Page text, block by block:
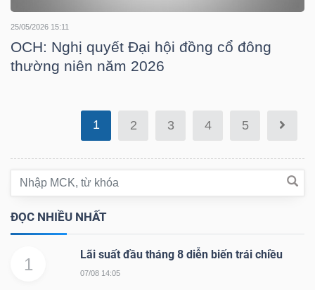
25/05/2026 15:11
OCH: Nghị quyết Đại hội đồng cổ đông
thường niên năm 2026
1 2 3 4 5
ĐỌC NHIỀU NHẤT
1
Lãi suất đầu tháng 8 diễn biến trái chiều
07/08 14:05
TÀI
CHÍNH
THÔNG
TIN